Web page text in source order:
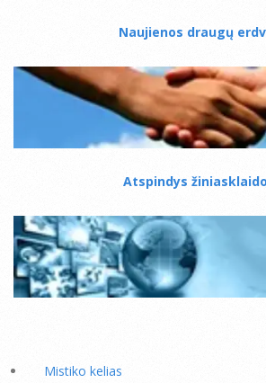
Naujienos draugų
Atspindys
Mistiko kelias